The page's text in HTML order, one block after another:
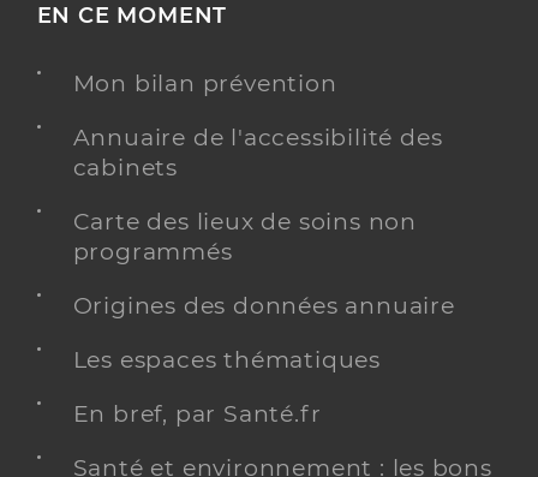
EN CE MOMENT
Mon bilan prévention
Annuaire de l'accessibilité des
cabinets
Carte des lieux de soins non
programmés
Origines des données annuaire
Les espaces thématiques
En bref, par Santé.fr
Santé et environnement : les bons